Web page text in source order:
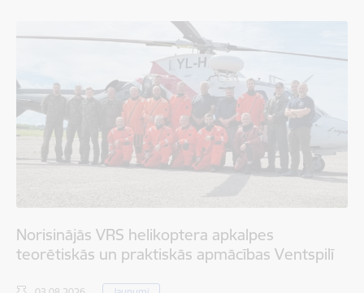
Norisinājās VRS helikoptera apkalpes
teorētiskās un praktiskās apmācības Ventspilī